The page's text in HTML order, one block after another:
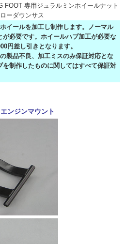
FOOT 専用ジュラルミンホイールナット
ーダウンサス
イールを加工し制作します。ノーマル
必要です。ホイールハブ加工が必要な
円差し引きとなります。
製品不良、加工ミスのみ保証対応とな
を制作したものに関してはすべて保証対
ンジンマウント